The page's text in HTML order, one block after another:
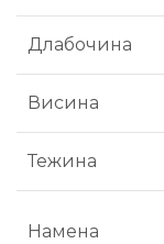
Длабочина
Висина
Тежина
Намена